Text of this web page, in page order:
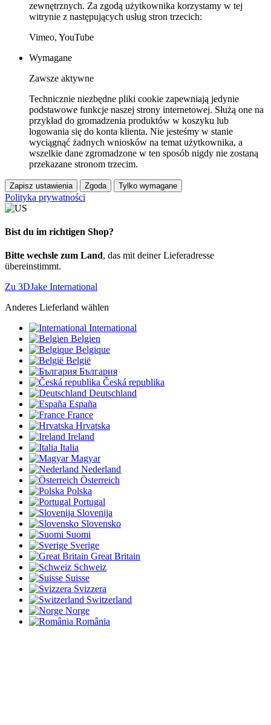
zewnętrznych. Za zgodą użytkownika korzystamy w tej
witrynie z następujących usług stron trzecich:
Vimeo, YouTube
Wymagane
Zawsze aktywne
Technicznie niezbędne pliki cookie zapewniają jedynie
podstawowe funkcje naszej strony internetowej. Służą one na
przykład do gromadzenia produktów w koszyku lub
logowania się do konta klienta. Nie jesteśmy w stanie
wyciągnąć żadnych wniosków na temat użytkownika, a
wszelkie dane zgromadzone w ten sposób nigdy nie zostaną
przekazane stronom trzecim.
Zapisz ustawienia Zgoda Tylko wymagane
Polityka prywatności
Bist du im richtigen Shop?
Bitte wechsle zum Land, das mit deiner Lieferadresse
übereinstimmt.
Zu 3DJake International
Anderes Lieferland wählen
International
Belgien
Belgique
België
България
Česká republika
Deutschland
España
France
Hrvatska
Ireland
Italia
Magyar
Nederland
Österreich
Polska
Portugal
Slovenija
Slovensko
Suomi
Sverige
Great Britain
Schweiz
Suisse
Svizzera
Switzerland
Norge
România